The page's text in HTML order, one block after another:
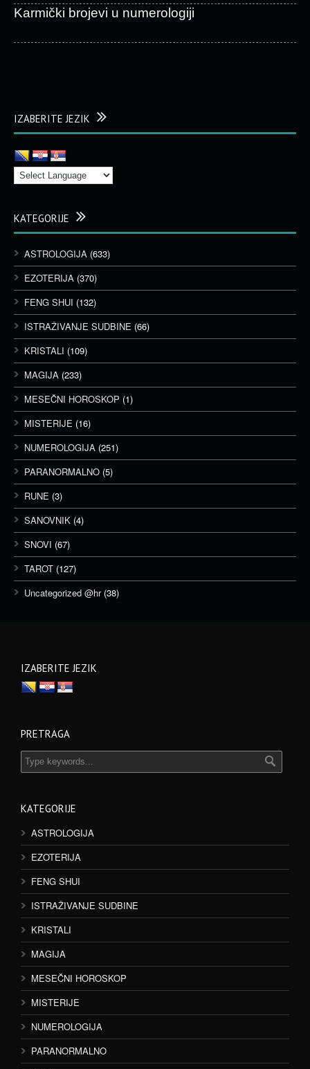
Karmički brojevi u numerologiji
IZABERITE JEZIK
KATEGORIJE
ASTROLOGIJA (633)
EZOTERIJA (370)
FENG SHUI (132)
ISTRAŽIVANJE SUDBINE (66)
KRISTALI (109)
MAGIJA (233)
MESEČNI HOROSKOP (1)
MISTERIJE (16)
NUMEROLOGIJA (251)
PARANORMALNO (5)
RUNE (3)
SANOVNIK (4)
SNOVI (67)
TAROT (127)
Uncategorized @hr(38)
IZABERITE JEZIK
PRETRAGA
KATEGORIJE
ASTROLOGIJA
EZOTERIJA
FENG SHUI
ISTRAŽIVANJE SUDBINE
KRISTALI
MAGIJA
MESEČNI HOROSKOP
MISTERIJE
NUMEROLOGIJA
PARANORMALNO